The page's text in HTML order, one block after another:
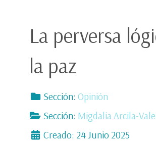
La perversa
la paz
Sección: Opinión
Sección: Migdalia Arcila-
Creado: 24 Junio 2025